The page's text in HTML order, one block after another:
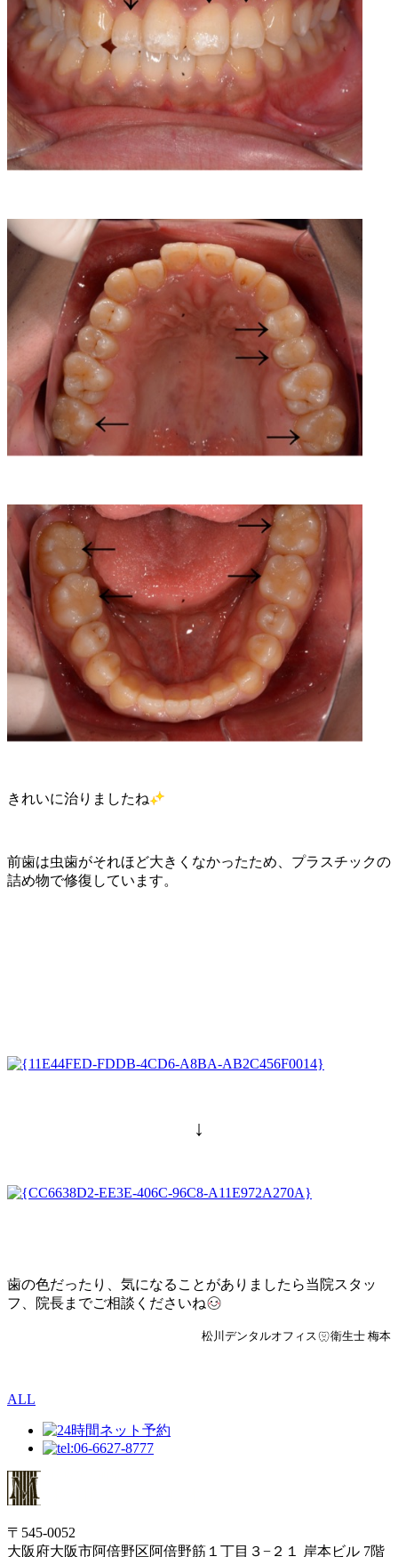
きれいに治りましたね
前歯は虫歯がそれほど大きくなかったため、プラスチックの
詰め物で修復しています。
↓
歯の色だったり、気になることがありましたら当院スタッ
フ、院長までご相談くださいね
松川デンタルオフィス 衛生士 梅本
ALL
〒545-0052
大阪府大阪市阿倍野区阿倍野筋１丁目３−２１ 岸本ビル 7階